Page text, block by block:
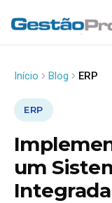
Início Blog ERP
ERP
um